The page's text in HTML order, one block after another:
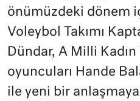
önümüzdeki dönem
Voleybol Takımı
Dündar, A Milli Kadın
oyuncuları Hande
ile yeni bir